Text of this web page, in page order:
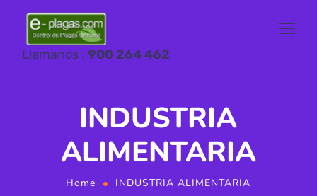
Llamanos : 900 264 462
INDUSTRIA
ALIMENTARIA
Home INDUSTRIA ALIMENTARIA